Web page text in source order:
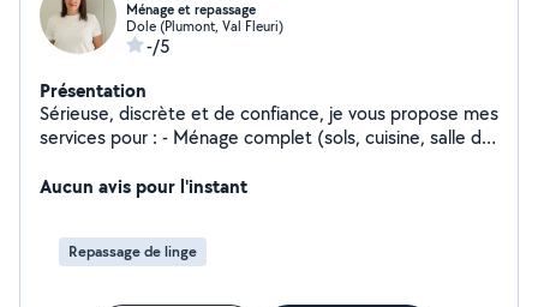
Ménage et repassage
Dole (Plumont, Val Fleuri)
-/5
Présentation
Sérieuse, discrète et de confiance, je vous propose mes
services pour : - Ménage complet (sols, cuisine, salle de
Nettoyage en profondeur si nécessaire J'ai de
facilement à vos habitudes et consignes. N'hésitez pas
à me contacter pour discuter de vos besoins ou
Aucun avis pour l'instant
Repassage de linge